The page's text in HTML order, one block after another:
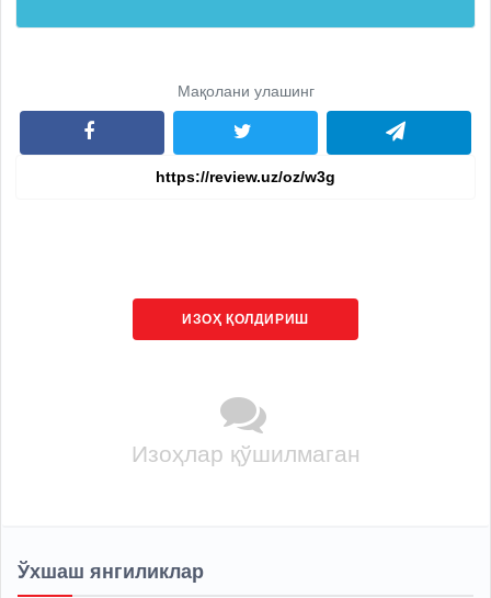
Мақолани улашинг
ИЗОҲ ҚОЛДИРИШ
Изоҳлар қўшилмаган
Ўхшаш янгиликлар